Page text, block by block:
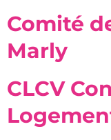
Comité
Marly
CLCV